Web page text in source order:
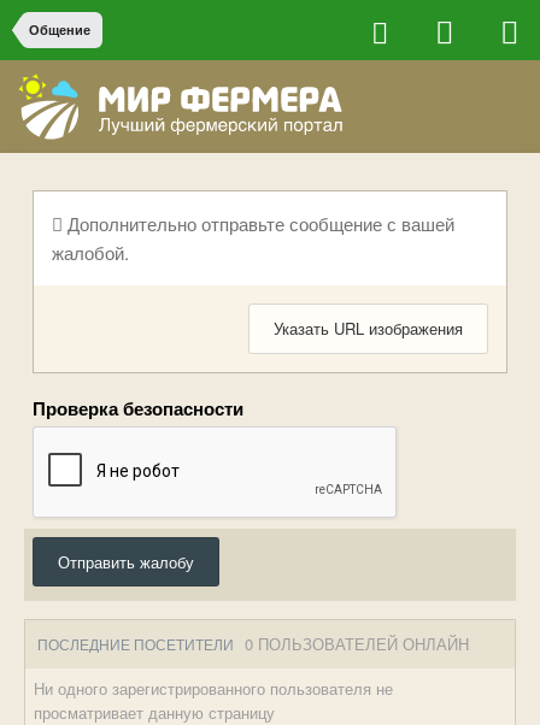
Общение
Дополнительно отправьте сообщение с вашей
жалобой.
Указать URL изображения
Проверка безопасности
Отправить жалобу
ПОСЛЕДНИЕ ПОСЕТИТЕЛИ 0 ПОЛЬЗОВАТЕЛЕЙ ОНЛАЙН
Ни одного зарегистрированного пользователя не
просматривает данную страницу